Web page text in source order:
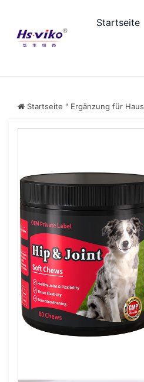
Startseite
Startseite " Ergänzung für